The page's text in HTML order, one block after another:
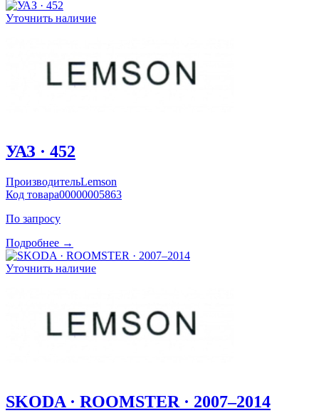
Уточнить наличие
УАЗ · 452
ПроизводительLemson
Код товара00000005863
По запросу
Подробнее →
Уточнить наличие
SKODA · ROOMSTER · 2007–2014